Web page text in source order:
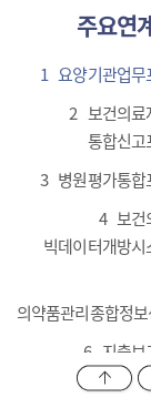
주요연
1 요양기관업무
2 보건의료
통합신고
3 병원평가통합
4 보건
빅데이터개방시
의약품관리종합정
6 지출보
관리시